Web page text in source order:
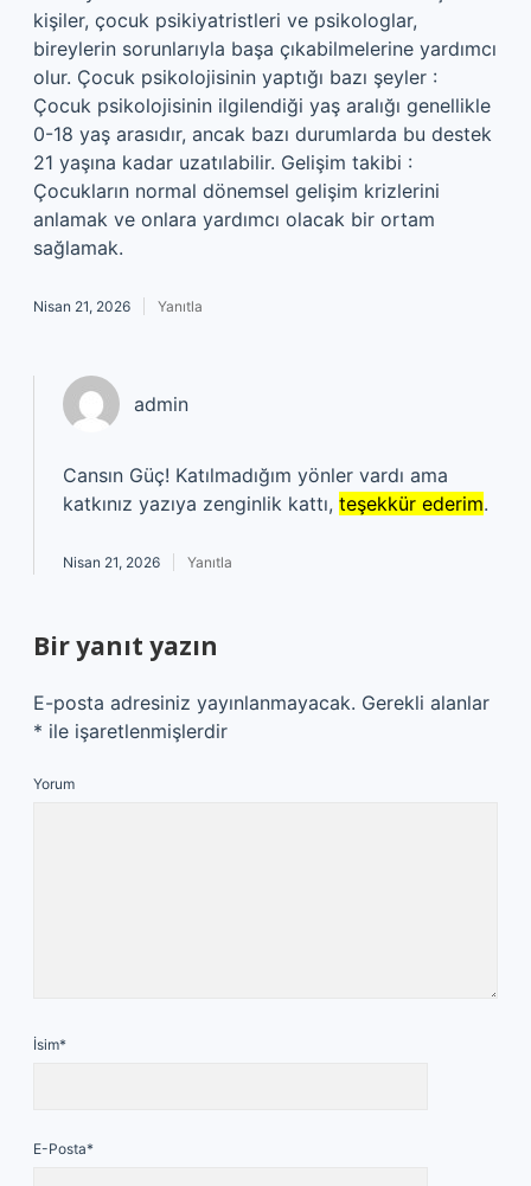
kişiler, çocuk psikiyatristleri ve psikologlar,
bireylerin sorunlarıyla başa çıkabilmelerine yardımcı
olur. Çocuk psikolojisinin yaptığı bazı şeyler :
Çocuk psikolojisinin ilgilendiği yaş aralığı genellikle
0-18 yaş arasıdır, ancak bazı durumlarda bu destek
21 yaşına kadar uzatılabilir. Gelişim takibi :
Çocukların normal dönemsel gelişim krizlerini
anlamak ve onlara yardımcı olacak bir ortam
sağlamak.
Nisan 21, 2026 Yanıtla
admin
Cansın Güç! Katılmadığım yönler vardı ama
katkınız yazıya zenginlik kattı, teşekkür ederim.
Nisan 21, 2026 Yanıtla
Bir yanıt yazın
E-posta adresiniz yayınlanmayacak. Gerekli alanlar
* ile işaretlenmişlerdir
Yorum
İsim*
E-Posta*